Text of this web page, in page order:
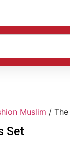
Muslim /
Set